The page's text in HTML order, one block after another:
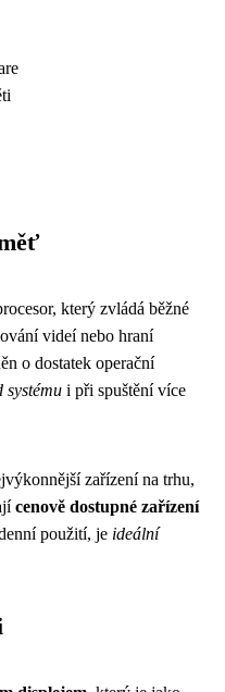
který zvládá běžné
videí nebo hraní
o dostatek operační
systému i při spuštění více
zařízení na trhu,
cenově dostupné zařízení
použití, je ideální